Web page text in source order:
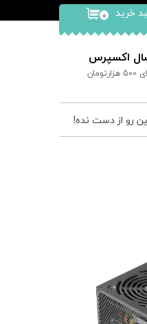
اکسپرس
۰ خرید
رو از دست نده!